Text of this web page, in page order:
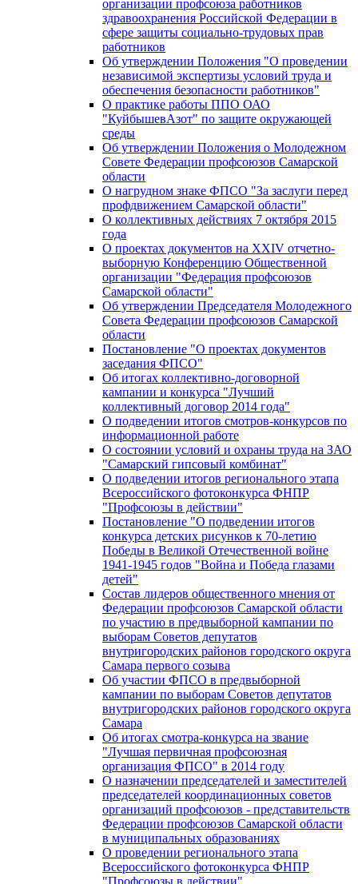
организации профсоюза работников
здравоохранения Российской Федерации в
сфере защиты социально-трудовых прав
работников
Об утверждении Положения "О проведении
независимой экспертизы условий труда и
обеспечения безопасности работников"
О практике работы ППО ОАО
"КуйбышевАзот" по защите окружающей
среды
Об утверждении Положения о Молодежном
Совете Федерации профсоюзов Самарской
области
О нагрудном знаке ФПСО "За заслуги перед
профдвижением Самарской области"
О коллективных действиях 7 октября 2015
года
О проектах документов на XXIV отчетно-
выборную Конференцию Общественной
организации "Федерация профсоюзов
Самарской области"
Об утверждении Председателя Молодежного
Совета Федерации профсоюзов Самарской
области
Постановление "О проектах документов
заседания ФПСО"
Об итогах коллективно-договорной
кампании и конкурса "Лучший
коллективный договор 2014 года"
О подведении итогов смотров-конкурсов по
информационной работе
О состоянии условий и охраны труда на ЗАО
"Самарский гипсовый комбинат"
О подведении итогов регионального этапа
Всероссийского фотоконкурса ФНПР
"Профсоюзы в действии"
Постановление "О подведении итогов
конкурса детских рисунков к 70-летию
Победы в Великой Отечественной войне
1941-1945 годов "Война и Победа глазами
детей"
Состав лидеров общественного мнения от
Федерации профсоюзов Самарской области
по участию в предвыборной кампании по
выборам Советов депутатов
внутригородских районов городского округа
Самара первого созыва
Об участии ФПСО в предвыборной
кампании по выборам Советов депутатов
внутригородских районов городского округа
Самара
Об итогах смотра-конкурса на звание
"Лучшая первичная профсоюзная
организация ФПСО" в 2014 году
О назначении председателей и заместителей
председателей координационных советов
организаций профсоюзов - представительств
Федерации профсоюзов Самарской области
в муниципальных образованиях
О проведении регионального этапа
Всероссийского фотоконкурса ФНПР
"Профсоюзы в действии"